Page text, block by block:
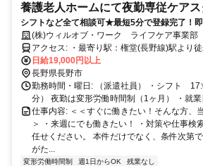
養護老人ホームにて夜勤専従ケアス
フ/34265/ms200101
シフトなど全て相談可★最短5分で登録完了！即
(株)ウィルオブ・ワーク ライフケア事業
日給19,000円以上
長野県長野市
勤務時間・曜日: （派遣社員） ・シフト
分） 夜勤は変形労働時間制（1ヶ月） ・就
仕事内容: ＜＜すぐに働きたい！そんな方、
＞ ・来週にでも働きたい！ ・対策や仕事検
任せください。 本件だけでなく、条件次第
がた...
変形労働時間制 週1日からOK 残業なし